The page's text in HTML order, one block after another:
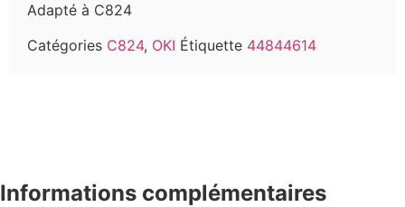
Adapté à C824
Catégories C824, OKI Étiquette 44844614
Informations complémentaires